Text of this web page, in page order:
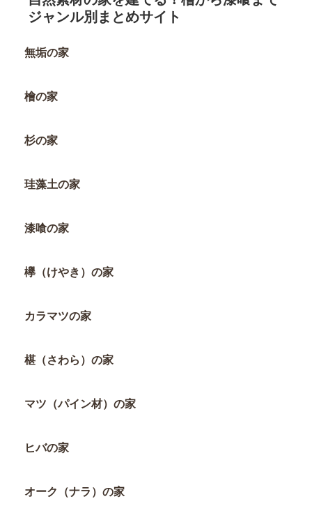
ジャンル別まとめサイト
無垢の家
檜の家
杉の家
珪藻土の家
漆喰の家
欅（けやき）の家
カラマツの家
椹（さわら）の家
マツ（パイン材）の家
ヒバの家
オーク（ナラ）の家